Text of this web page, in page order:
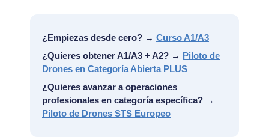
¿Empiezas desde cero? → Curso A1/A3
¿Quieres obtener A1/A3 + A2? → Piloto de
Drones en Categoría Abierta PLUS
¿Quieres avanzar a operaciones
profesionales en categoría específica? →
Piloto de Drones STS Europeo